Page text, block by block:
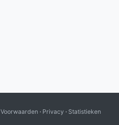
Voorwaarden · Privacy · Statistieken